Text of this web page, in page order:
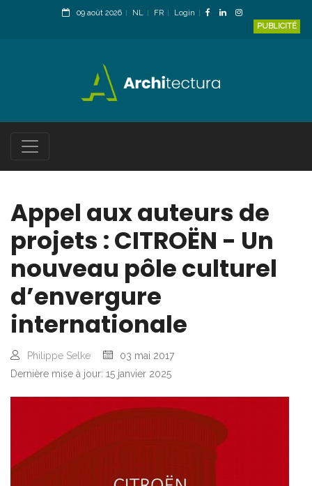
09 août 2026 NL FR
Login
PUBLICITÉ
Appel aux auteurs de
projets : CITROËN - Un
nouveau pôle culturel
d’envergure
internationale
Philippe Selke
03 mai 2017
Dernière mise à jour: 15 janvier 2025